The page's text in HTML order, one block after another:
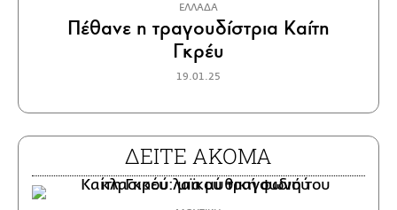
ΕΛΛΑΔΑ
Πέθανε η τραγουδίστρια Καίτη
Γκρέυ
19.01.25
ΔΕΙΤΕ ΑΚΟΜΑ